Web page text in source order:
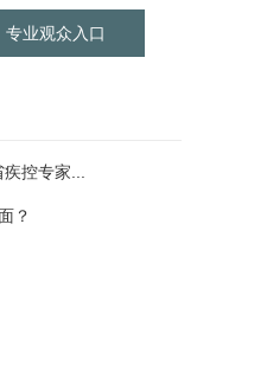
专业观众入口
控专家...
？